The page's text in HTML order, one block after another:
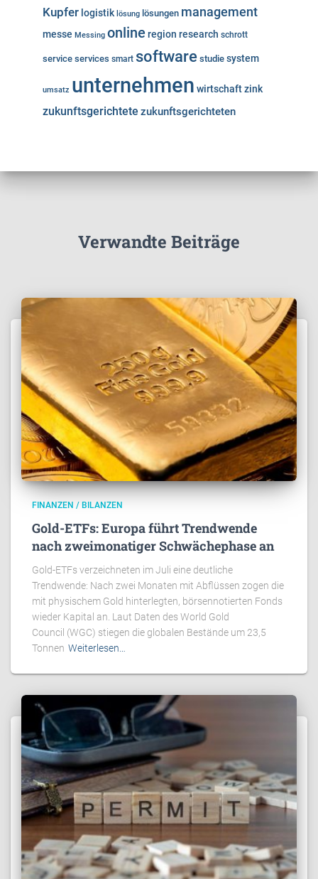
Kupfer logistik lösung lösungen management
messe Messing online region research schrott
service services smart software studie system
umsatz unternehmen wirtschaftzink
zukunftsgerichtete zukunftsgerichteten
Verwandte Beiträge
FINANZEN / BILANZEN
Gold-ETFs: Europa führt Trendwende
nach zweimonatiger Schwächephase an
Gold-ETFs verzeichneten im Juli eine deutliche
Trendwende: Nach zwei Monaten mit Abflüssen zogen die
mit physischem Gold hinterlegten, börsennotierten Fonds
wieder Kapital an. Laut Daten des World Gold
Council (WGC) stiegen die globalen Bestände um 23,5
Tonnen Weiterlesen…